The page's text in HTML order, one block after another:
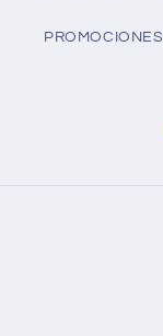
PROMOCIONES